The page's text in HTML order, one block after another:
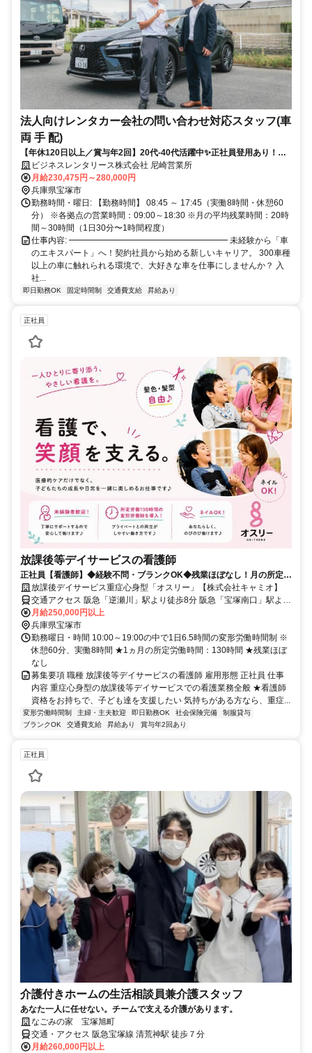
法人向けレンタカー会社の問い合わせ対応スタッフ(車
両 手 配)
【年休120日以上／賞与年2回】20代-40代活躍中✨正社員登用あり！未
経験者歓迎！配車や洗車を含むお仕事！家族手当、運転免許手当あり！
ビジネスレンタリース株式会社 尼崎営業所
月給230,475円～280,000円
兵庫県宝塚市
勤務時間・曜日: 【勤務時間】 08:45 ～ 17:45（実働8時間・休憩60
分） ※各拠点の営業時間：09:00～18:30 ※月の平均残業時間：20時
間～30時間（1日30分〜1時間程度）
仕事内容: ━━━━━━━━━━━━━━━━━━━ 未経験から「車
のエキスパート」へ！契約社員から始める新しいキャリア。 300車種
以上の車に触れられる環境で、大好きな車を仕事にしませんか？ 入
社...
即日勤務OK 固定時間制 交通費支給 昇給あり
正社員
放課後等デイサービスの看護師
正社員【看護師】◆経験不問・ブランクOK◆残業ほぼなし！月の所定労
働時間130時間！
放課後デイサービス重症心身型「オスリー」【株式会社キャミオ】
交通アクセス 阪急「逆瀬川」駅より徒歩8分 阪急「宝塚南口」駅より
徒歩12分
月給250,000円以上
兵庫県宝塚市
勤務曜日・時間 10:00～19:00の中で1日6.5時間の変形労働時間制 ※
休憩60分、実働8時間 ★1ヵ月の所定労働時間：130時間 ★残業ほぼ
なし
募集要項 職種 放課後等デイサービスの看護師 雇用形態 正社員 仕事
内容 重症心身型の放課後等デイサービスでの看護業務全般 ★看護師
資格をお持ちで、子ども達を支援したい 気持ちがある方なら、重症...
変形労働時間制 主婦・主夫歓迎 即日勤務OK 社会保険完備
制服貸与
ブランクOK
交通費支給 昇給あり 賞与年2回あり
正社員
介護付きホームの生活相談員兼介護スタッフ
あなた一人に任せない。チームで支える介護があります。
なごみの家 宝塚旭町
交通・アクセス 阪急宝塚線 清荒神駅 徒歩７分
月給260,000円以上